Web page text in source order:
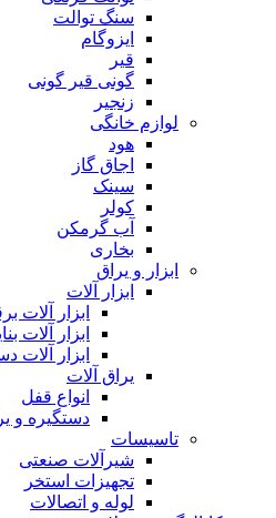
سنگ توالت
ایزوگام
قیر
گونی قیر گونی
زنجیر
لوازم خانگی
هود
اجاق گاز
سینک
کولر
آب گرمکن
بخاری
ابزار و یراق
ابزار آلات
ابزار آلات
ابزار آلات
ابزار آلات
یراق آلات
انواع قفل
دستگیره و
تاسیسات
شیرآلات صنعتی
تجهیزات استخر
لوله و اتصالات